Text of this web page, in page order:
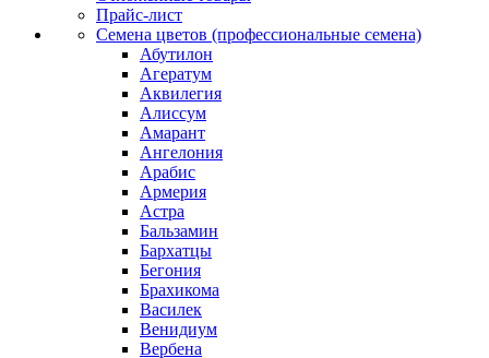
Прайс-лист
Семена цветов (профессиональные семена)
Абутилон
Агератум
Аквилегия
Алиссум
Амарант
Ангелония
Арабис
Армерия
Астра
Бальзамин
Бархатцы
Бегония
Брахикома
Василек
Венидиум
Вербена